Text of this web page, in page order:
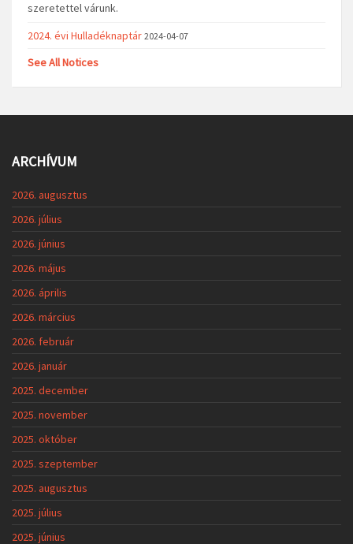
szeretettel várunk.
2024. évi Hulladéknaptár 2024-04-07
See All Notices
ARCHÍVUM
2026. augusztus
2026. július
2026. június
2026. május
2026. április
2026. március
2026. február
2026. január
2025. december
2025. november
2025. október
2025. szeptember
2025. augusztus
2025. július
2025. június